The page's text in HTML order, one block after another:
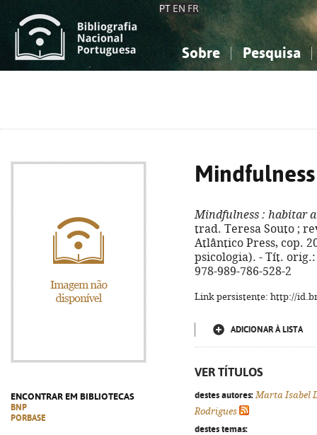
PT EN FR
Sobre Pesquisa
ENCONTRAR EM BIBLIOTECAS
BNP
PORBASE
Mindfulness
Mindfulness : habitar
trad. Teresa Souto ;
Atlântico Press, cop.
psicologia). - Tít.
978-989-786-528-2
Link persistente: http://
ADICIONAR À LISTA
VER TÍTULOS
destes autores: Marta Isabel
Rodrigues
destes temas: